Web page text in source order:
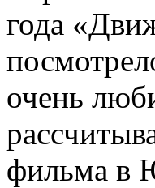
года
очень
фильма в